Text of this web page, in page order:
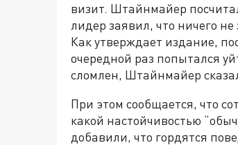
визит. Штайнмайер
лидер заявил, что ничего
Как утверждает издание,
очередной раз попытался
сломлен, Штайнмайер
При этом сообщается, что
какой настойчивостью
добавили, что гордятся